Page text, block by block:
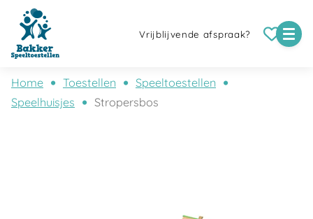
Vrijblijvende afspraak?
Home Toestellen
Speeltoestellen
Speelhuisjes
Stropersbos